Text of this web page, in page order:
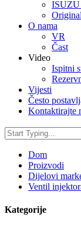
ISUZU
O nama
VR
Čast
Video
Ispitni
Vijesti
Često
Kontaktirajte
Dom
Proizvodi
Dijelovi
Ventil
Kategorije